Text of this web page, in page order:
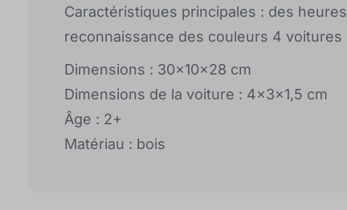
Caractéristiques principales : des
reconnaissance des couleurs 4
Dimensions : 30x10x28 cm
Dimensions de la voiture : 4x3x1,5 cm
Âge : 2+
Matériau : bois